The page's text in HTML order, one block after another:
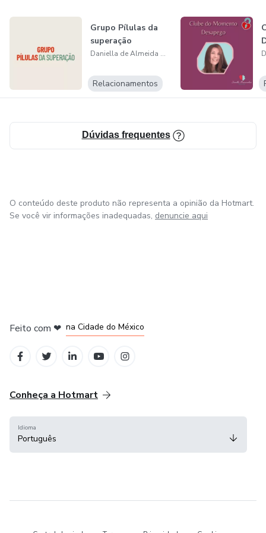
Depois de ver tantas pessoas sofrendo com términos e
separações, decidi lançar este guia completo sobre como
superar um término. Assim mais pessoas vão aprender a
lidar com a dor da separação e como conseguirão seguir em
frente de forma mais rápida e sem continuar pensando no
ex pelo resto da vida.
Grupo Pílulas da
superação
Daniella de Almeida Mascarenhas Ferreira
Relacionamentos
Dúvidas frequentes
O conteúdo deste produto não representa a opinião da Hotmart.
Se você vir informações inadequadas, denuncie aqui
Feito com ❤ na Cidade do México
Conheça a Hotmart
Idioma
Português